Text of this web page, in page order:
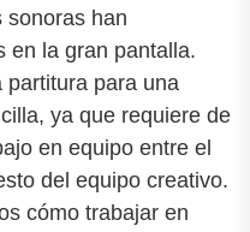
sonoras han
en la gran pantalla.
partitura para una
ya que requiere de
en equipo entre el
del equipo creativo.
cómo trabajar en